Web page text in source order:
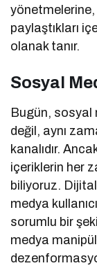
paylaştıkları
olanak tanır.
Sosyal
Bugün, sosyal
değil, aynı
kanalıdır.
içeriklerin her
biliyoruz.
medya
sorumlu bir
medya